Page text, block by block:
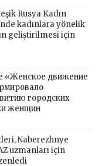
Rusya Kadın
kadınlara yönelik
geliştirilmesi için
«Женское движение
городских
женщин
Naberezhnye
uzmanları için